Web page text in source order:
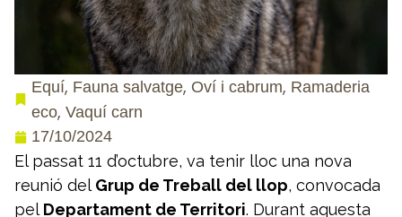
Equí, Fauna salvatge, Oví i cabrum, Ramaderia
eco, Vaquí carn
17/10/2024
El passat 11 d’octubre, va tenir lloc una nova
reunió delGrup de Treball del llop, convocada
pelDepartament de Territori. Durant aquesta